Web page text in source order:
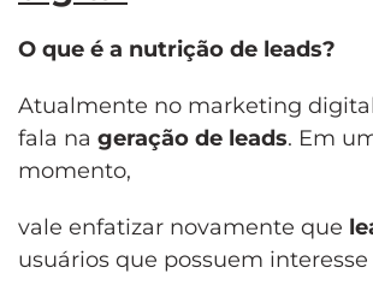
O que é a nutrição de leads?
Atualmente no marketing
fala na geração de leads. Em
momento,
vale enfatizar novamente que
usuários que possuem